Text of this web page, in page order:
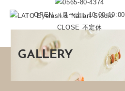
OPEN （月〜土）10:00-19:00
CLOSE 不定休
GALLERY